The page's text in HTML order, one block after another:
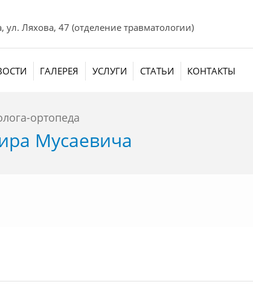
ул. Ляхова, 47 (отделение травматологии)
ГАЛЕРЕЯ УСЛУГИ СТАТЬИ КОНТАКТЫ
ортопеда
Мусаевича